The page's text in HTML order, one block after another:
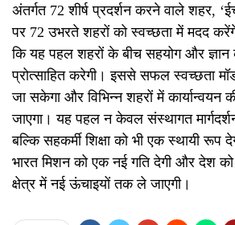
अंतर्गत 72 शीर्ष प्रदर्शन करने वाले शहर,
पर 72 उभरते शहरों को स्वच्छता में मदद
कि यह पहल शहरों के बीच सहयोग और
प्रोत्साहित करेगी। इससे सफल स्वच्छता
जा सकेगा और विभिन्न शहरों में कार्यान्वयन
जाएगा। यह पहल न केवल संस्थागत
बल्कि सहकर्मी शिक्षा को भी एक स्थायी
भारत मिशन को एक नई गति देगी और देश
क्षेत्र में नई ऊंचाइयों तक ले जाएगी।